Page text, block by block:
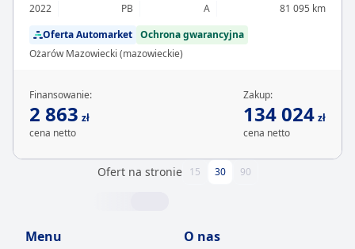
2022 PB A
81 095 km
Oferta Automarket Ochrona gwarancyjna
Ożarów Mazowiecki (mazowieckie)
Finansowanie:
2 863 zł
cena netto
Zakup:
134 024 zł
cena netto
Ofert na stronie 15 30 90
Menu O nas